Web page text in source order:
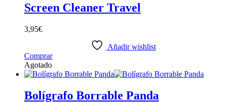
Screen Cleaner Travel
3,95€
Añadir wishlist
Comprar
Agotado
Bolígrafo Borrable Panda